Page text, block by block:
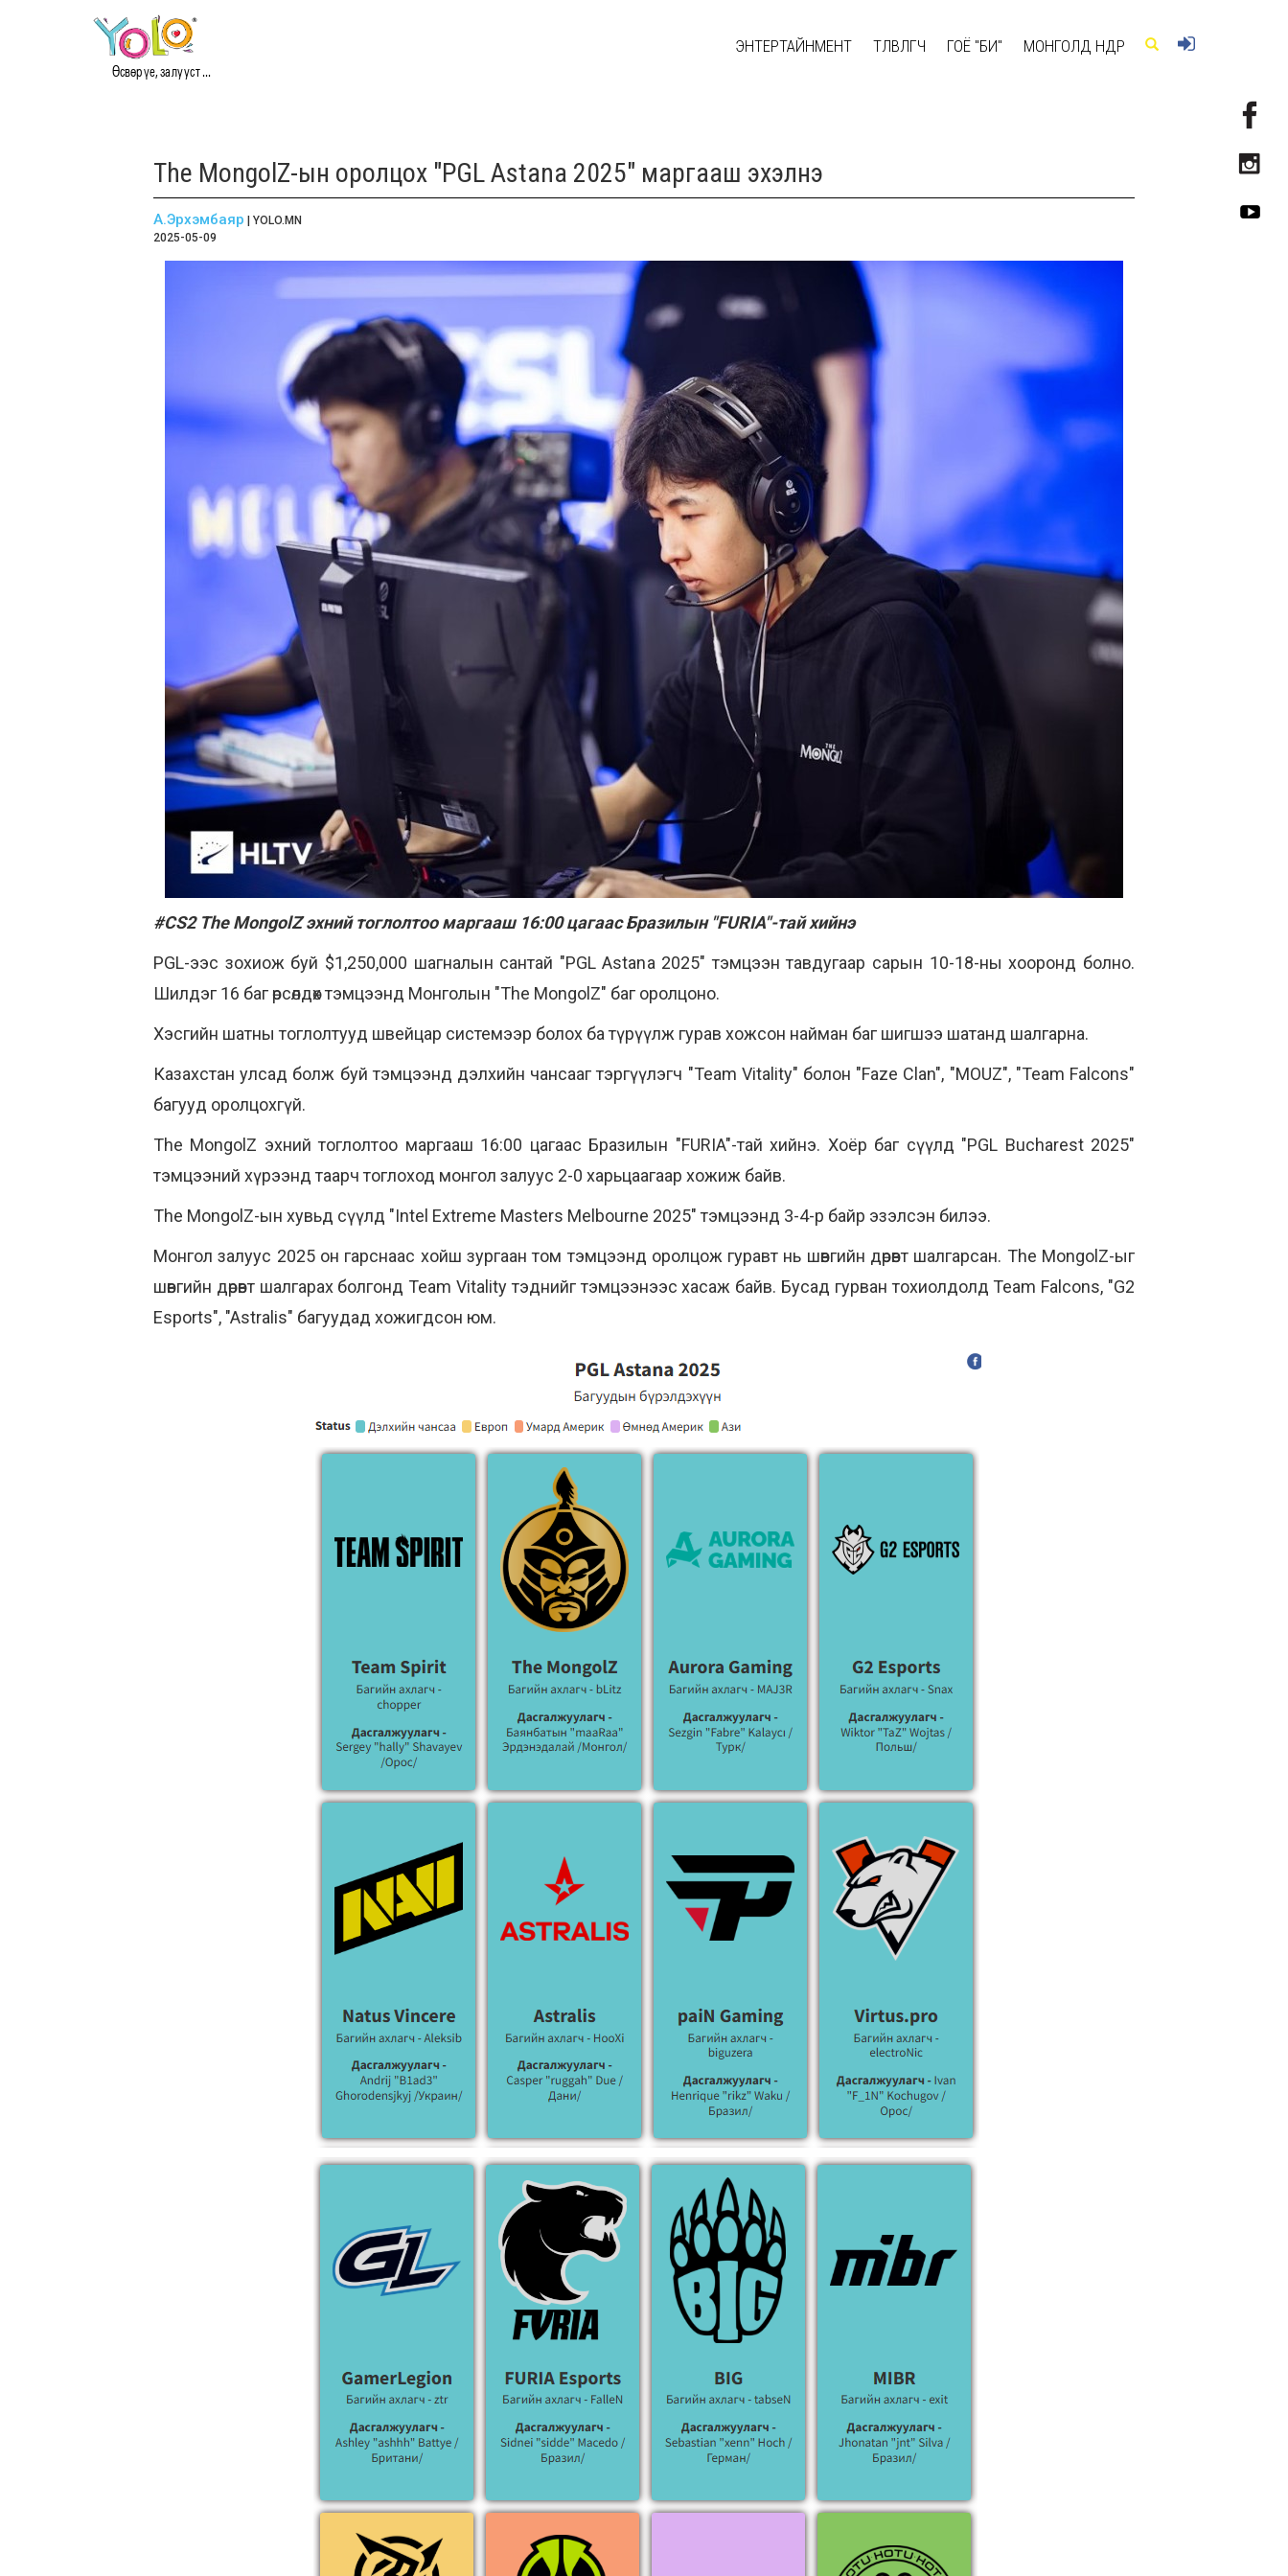
Өсвөр үе, залууст ...
ЭНТЕРТАЙНМЕНТ ТӨЛӨВЛӨГЧ ГОЁ "БИ" МОНГОЛД ӨНӨӨДӨР
The MongolZ-ын оролцох "PGL Astana 2025" маргааш эхэлнэ
А.Эрхэмбаяр | YOLO.MN
2025-05-09
#CS2 The MongolZ эхний тоглолтоо маргааш 16:00 цагаас Бразилын "FURIA"-тай хийнэ
PGL-ээс зохиож буй $1,250,000 шагналын сантай "PGL Astana 2025" тэмцээн тавдугаар сарын 10-18-ны хооронд болно.
Шилдэг 16 баг өрсөлдөх тэмцээнд Монголын "The MongolZ" баг оролцоно.
Хэсгийн шатны тоглолтууд швейцар системээр болох ба түрүүлж гурав хожсон найман баг шигшээ шатанд шалгарна.
Казахстан улсад болж буй тэмцээнд дэлхийн чансааг тэргүүлэгч "Team Vitality" болон "Faze Clan", "MOUZ", "Team Falcons"
багууд оролцохгүй.
The MongolZ эхний тоглолтоо маргааш 16:00 цагаас Бразилын "FURIA"-тай хийнэ. Хоёр баг сүүлд "PGL Bucharest 2025"
тэмцээний хүрээнд таарч тоглоход монгол залуус 2-0 харьцаагаар хожиж байв.
The MongolZ-ын хувьд сүүлд "Intel Extreme Masters Melbourne 2025" тэмцээнд 3-4-р байр эзэлсэн билээ.
Монгол залуус 2025 он гарснаас хойш зургаан том тэмцээнд оролцож гуравт нь шөвгийн дөрөвт шалгарсан. The MongolZ-ыг
шөвгийн дөрөвт шалгарах болгонд Team Vitality тэднийг тэмцээнээс хасаж байв. Бусад гурван тохиолдолд Team Falcons, "G2
Esports", "Astralis" багуудад хожигдсон юм.